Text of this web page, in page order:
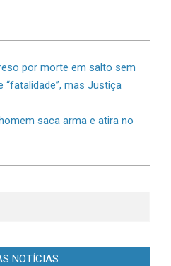
por morte em salto sem
mas Justiça
saca arma e atira no
NOTÍCIAS